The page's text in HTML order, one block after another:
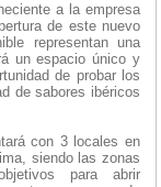
a la empresa
de este nuevo
representan una
un espacio único y
de probar los
de sabores ibéricos
con 3 locales en
siendo las zonas
para abrir